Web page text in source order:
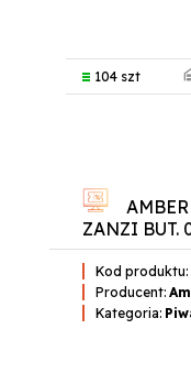
104 szt
ZANZI BUT.
Kod produktu:
Producent:
Kategoria: